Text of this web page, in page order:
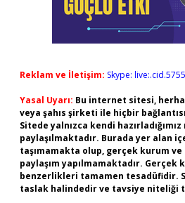
Reklam ve İletişim: Skype:
Yasal Uyarı: Bu internet sitesi,
veya şahıs şirketi ile hiçbir
Sitede yalnızca kendi
paylaşılmaktadır. Burada yer alan
taşımamakta olup, gerçek kurum
paylaşım yapılmamaktadır.
benzerlikleri tamamen tesadüfidir.
taslak halindedir ve tavsiye niteliği